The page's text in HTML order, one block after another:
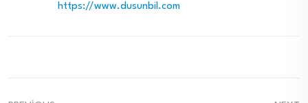
https://www.dusunbil.com